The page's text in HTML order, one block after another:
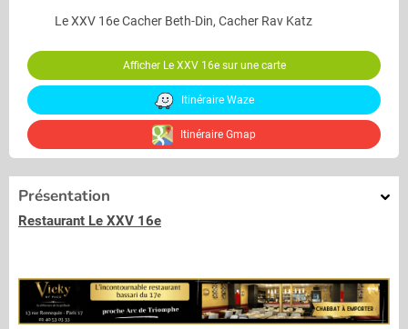
Le XXV 16eCacher Beth-Din, Cacher Rav Katz
Afficher Le XXV 16e sur une carte
Itinéraire Waze
Itinéraire Gmap
Présentation
Restaurant Le XXV 16e